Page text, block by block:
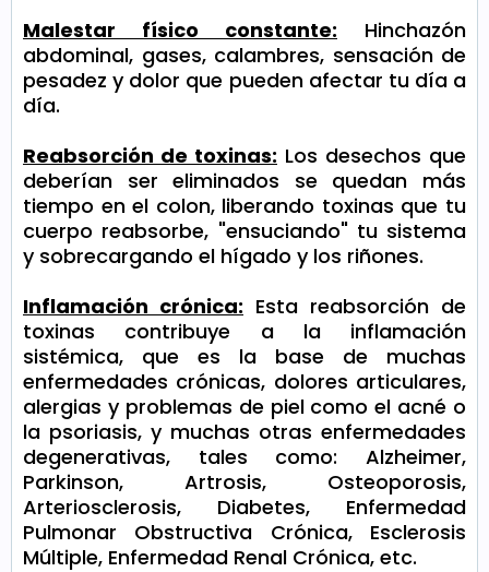
Malestar físico constante: Hinchazón
abdominal, gases, calambres, sensación de
pesadez y dolor que pueden afectar tu día a
día.
Reabsorción de toxinas: Los desechos que
deberían ser eliminados se quedan más
tiempo en el colon, liberando toxinas que tu
cuerpo reabsorbe, "ensuciando" tu sistema
y sobrecargando el hígado y los riñones.
Inflamación crónica: Esta reabsorción de
toxinas contribuye a la inflamación
sistémica, que es la base de muchas
enfermedades crónicas, dolores articulares,
alergias y problemas de piel como el acné o
la psoriasis, y muchas otras enfermedades
degenerativas, tales como: Alzheimer,
Parkinson, Artrosis, Osteoporosis,
Arteriosclerosis, Diabetes, Enfermedad
Pulmonar Obstructiva Crónica, Esclerosis
Múltiple, Enfermedad Renal Crónica, etc.